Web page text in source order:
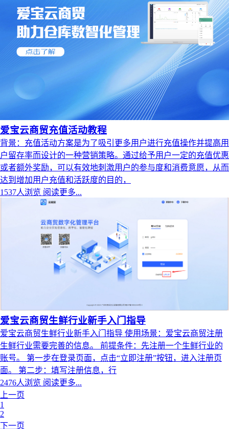
爱宝云商贸充值活动教程
背景：充值活动方案是为了吸引更多用户进行充值操作并提高用
户留存率而设计的一种营销策略。通过给予用户一定的充值优惠
或者额外奖励，可以有效地刺激用户的参与度和消费意愿，从而
达到增加用户充值和活跃度的目的，
1537人浏览 阅读更多...
爱宝云商贸生鲜行业新手入门指导
爱宝云商贸生鲜行业新手入门指导 使用场景：爱宝云商贸注册
生鲜行业需要完善的信息。 前提条件：先注册一个生鲜行业的
账号。 第一步在登录页面，点击“立即注册”按钮，进入注册页
面。 第二步：填写注册信息，行
2476人浏览 阅读更多...
上一页
1
2
下一页